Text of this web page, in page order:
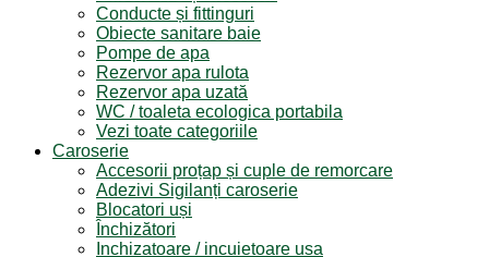
Conducte și fittinguri
Obiecte sanitare baie
Pompe de apa
Rezervor apa rulota
Rezervor apa uzată
WC / toaleta ecologica portabila
Vezi toate categoriile
Caroserie
Accesorii proțap și cuple de remorcare
Adezivi Sigilanți caroserie
Blocatori uși
Închizători
Inchizatoare / incuietoare usa